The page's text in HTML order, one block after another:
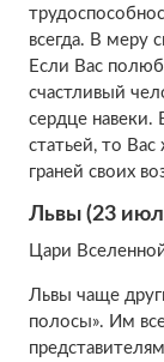
всегда. В меру
Если Вас
счастливый
сердце навеки.
статьей, то
граней своих
Львы (23
Цари
Львы чаще
полосы». Им